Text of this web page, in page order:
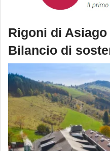
Rigoni di
Bilancio di